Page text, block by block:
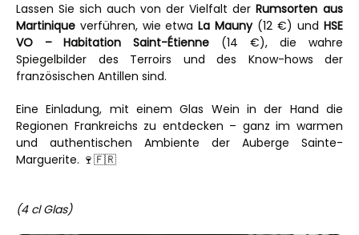
Lassen Sie sich auch von der Vielfalt der Rumsorten aus
Martinique verführen, wie etwa La Mauny(12 €) und HSE
VO – Habitation Saint-Étienne (14 €), die wahre
Spiegelbilder des Terroirs und des Know-hows der
französischen Antillen sind.
Eine Einladung, mit einem Glas Wein in der Hand die
Regionen Frankreichs zu entdecken – ganz im warmen
und authentischen Ambiente der Auberge Sainte-
Marguerite. 🍷🇫🇷
(4 cl Glas)